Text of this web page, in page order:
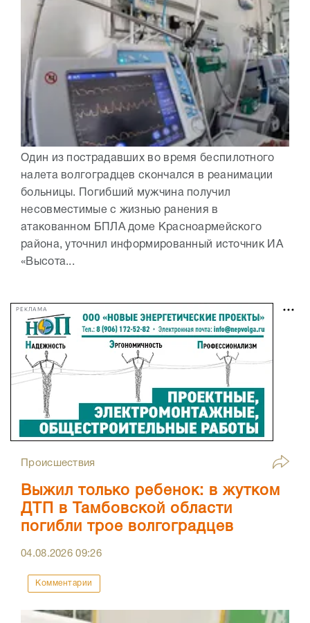
Один из пострадавших во время беспилотного
налета волгоградцев скончался в реанимации
больницы. Погибший мужчина получил
несовместимые с жизнью ранения в
атакованном БПЛА доме Красноармейского
района, уточнил информированный источник ИА
«Высота...
РЕКЛАМА
Происшествия
Выжил только ребенок: в жутком
ДТП в Тамбовской области
погибли трое волгоградцев
04.08.202609:26
Комментарии